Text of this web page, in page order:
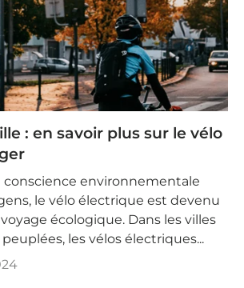
: en savoir plus sur le vélo
conscience environnementale
le vélo électrique est devenu
écologique. Dans les villes
les vélos électriques...